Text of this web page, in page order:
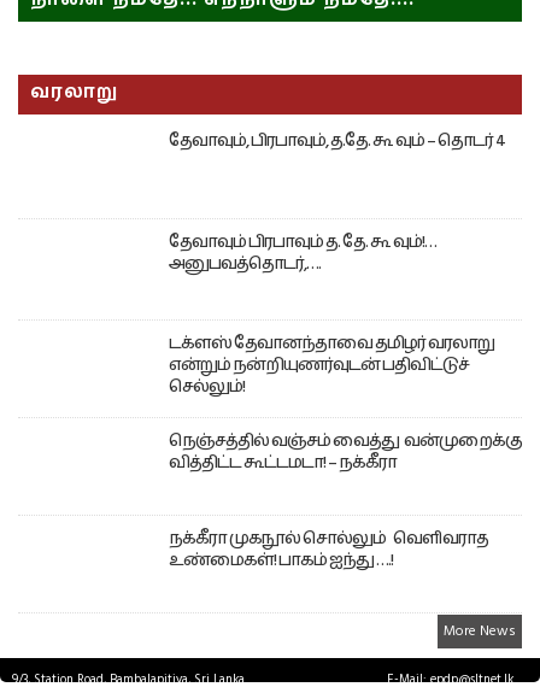
வரலாறு
தேவாவும், பிரபாவும், த.தே. கூ வும் – தொடர் 4
தேவாவும் பிரபாவும் த. தே. கூ வும்!…
அனுபவத்தொடர்,….
டக்ளஸ் தேவானந்தாவை தமிழர் வரலாறு
என்றும் நன்றியுணர்வுடன் பதிவிட்டுச்
செல்லும்!
நெஞ்சத்தில் வஞ்சம் வைத்து வன்முறைக்கு
வித்திட்ட கூட்டமடா! – நக்கீரா
நக்கீரா முகநூல் சொல்லும் வெளிவராத
உண்மைகள்! பாகம் ஐந்து ….!
More News
9/3, Station Road, Bambalapitiya, Sri Lanka. E-Mail: epdp@sltnet.lk